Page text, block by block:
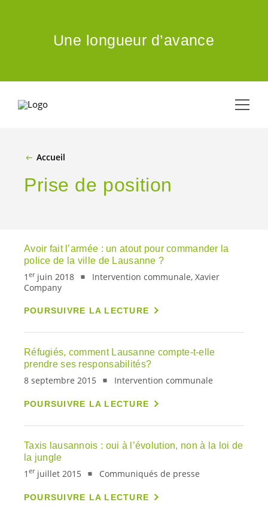
Une longueur d’avance
Accueil
Prise de position
Avoir fait l’armée : un atout pour commander la
police de la ville de Lausanne ?
1 erjuin 2018
Intervention communale, Xavier
Company
POURSUIVRE LA LECTURE
Réfugiés, comment Lausanne compte-t-elle
prendre ses responsabilités?
8 septembre 2015 Intervention communale
POURSUIVRE LA LECTURE
Taxis lausannois : oui à l’évolution, non à la loi de
la jungle
1 erjuillet 2015 Communiqués de presse
POURSUIVRE LA LECTURE